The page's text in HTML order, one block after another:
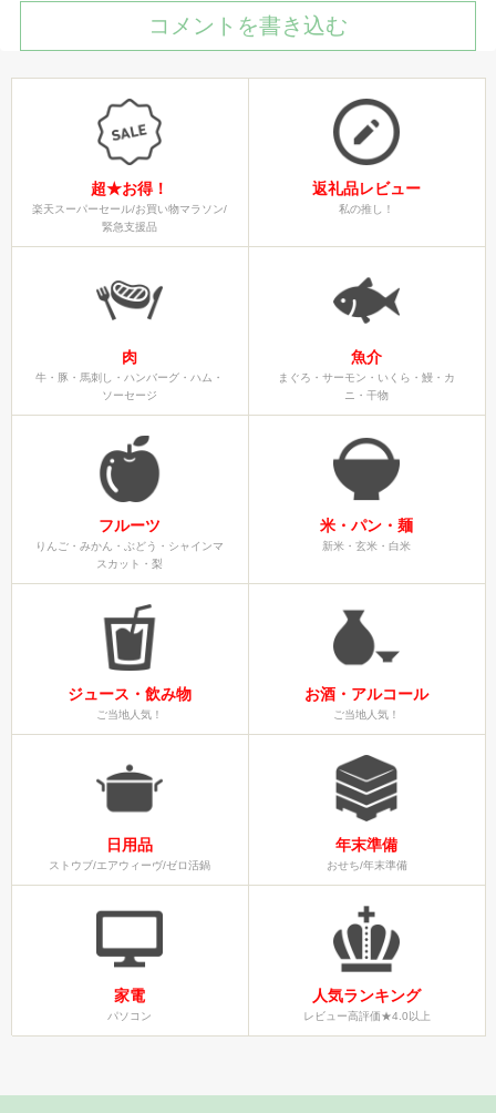
コメントを書き込む
超★お得！
楽天スーパーセール/お買い物マラソン/
緊急支援品
返礼品レビュー
私の推し！
肉
牛・豚・馬刺し・ハンバーグ・ハム・
ソーセージ
魚介
まぐろ・サーモン・いくら・鰻・カ
ニ・干物
フルーツ
りんご・みかん・ぶどう・シャインマ
スカット・梨
米・パン・麺
新米・玄米・白米
ジュース・飲み物
ご当地人気！
お酒・アルコール
ご当地人気！
日用品
ストウブ/エアウィーヴ/ゼロ活鍋
年末準備
おせち/年末準備
家電
パソコン
人気ランキング
レビュー高評価★4.0以上